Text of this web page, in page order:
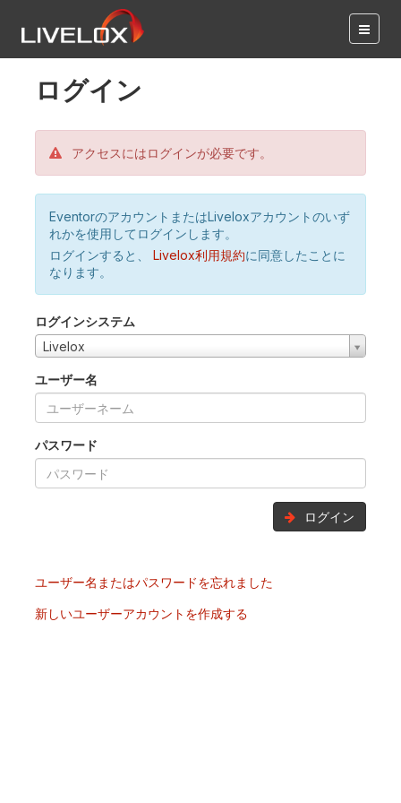
ログイン
アクセスにはログインが必要です。
EventorのアカウントまたはLiveloxアカウントのいず
れかを使用してログインします。
ログインすると、
Livelox利用規約に同意したことに
なります。
ログインシステム
Livelox
ユーザー名
パスワード
ログイン
ユーザー名またはパスワードを忘れました
新しいユーザーアカウントを作成する